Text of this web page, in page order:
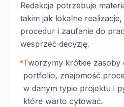
Redakcja potrzebuje
takim jak lokalne
procedur i zaufanie do
wesprzeć decyzję.
Tworzymy krótkie zasoby
portfolio, znajomość
w danym typie projektu i
które warto cytować.